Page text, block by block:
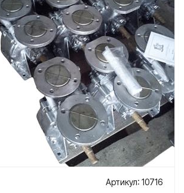
Артикул: 10716